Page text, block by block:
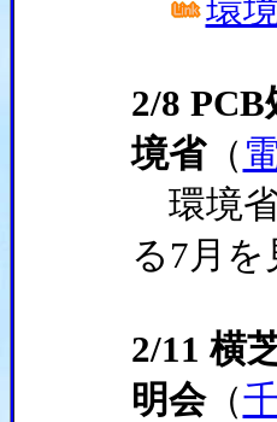
環
2/8
境省（
環境省
る7月
2/11 横
明会（